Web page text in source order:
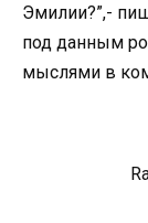
Эмилии?”,-
под данным
мыслями в